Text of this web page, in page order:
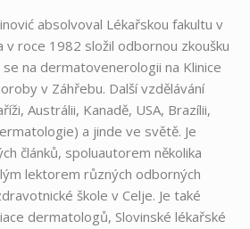
absolvoval Lékařskou fakultu v
v roce 1982 složil odbornou zkoušku
se na dermatovenerologii na Klinice
v Záhřebu. Další vzdělávání
Austrálii, Kanadě, USA, Brazílii,
a jinde ve světě. Je
článků, spoluautorem několika
lektorem různých odborných
škole v Celje. Je také
dermatologů, Slovinské lékařské